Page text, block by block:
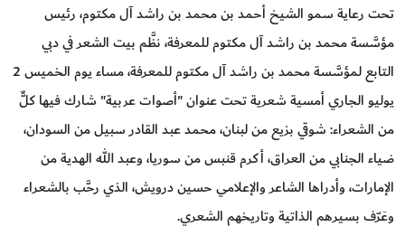
تحت رعاية سمو الشيخ أحمد بن محمد بن راشد آل مكتوم، رئيس
مؤسَّسة محمد بن راشد آل مكتوم للمعرفة، نظَّم بيت الشعر في دبي
التابع لمؤسَّسة محمد بن راشد آل مكتوم للمعرفة، مساء يوم الخميس 2
يوليو الجاري أمسية شعرية تحت عنوان "أصوات عربية" شارك فيها كلٌّ
من الشعراء: شوقي بزيع من لبنان، محمد عبد القادر سبيل من السودان،
ضياء الجنابي من العراق، أكرم قنبس من سوريا، وعبد الله الهدية من
الإمارات، وأدراها الشاعر والإعلامي حسين درويش، الذي رحَّب بالشعراء
وعَرّف بسيرهم الذاتية وتاريخهم الشعري.